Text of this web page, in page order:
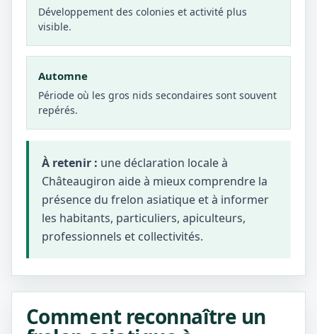
Développement des colonies et activité plus
visible.
Automne
Période où les gros nids secondaires sont souvent
repérés.
À retenir : une déclaration locale à
Châteaugiron aide à mieux comprendre la
présence du frelon asiatique et à informer
les habitants, particuliers, apiculteurs,
professionnels et collectivités.
Comment reconnaître un